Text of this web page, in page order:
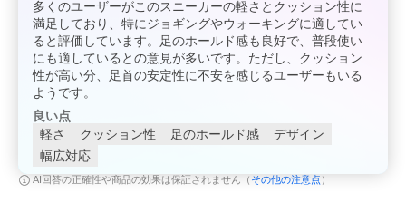
多くのユーザーがこのスニーカーの軽さとクッション性に
満足しており、特にジョギングやウォーキングに適してい
ると評価しています。足のホールド感も良好で、普段使い
にも適しているとの意見が多いです。ただし、クッション
性が高い分、足首の安定性に不安を感じるユーザーもいる
ようです。
良い点
軽さ
クッション性 足のホールド感
デザイン
幅広対応
AI回答の正確性や商品の効果は保証されません（ その他の注意点 ）